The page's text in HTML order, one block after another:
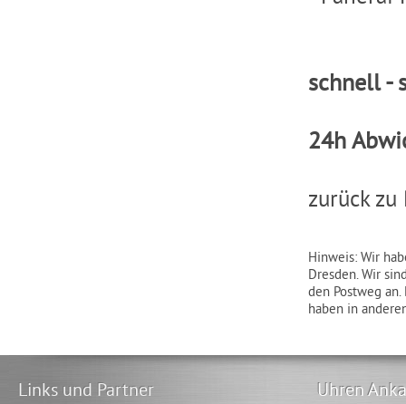
schnell -
24h
zurück zu
Hinweis: Wir
Dresden. Wir
den Postweg
haben in
Links und Partner Uhren